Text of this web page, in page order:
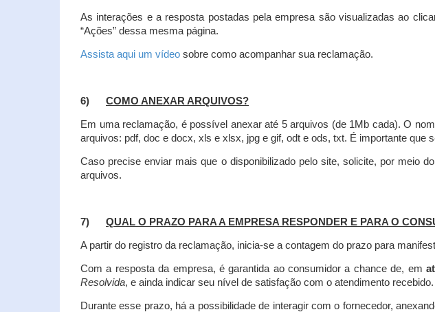
As interações e a resposta postadas pela empresa são visualizadas ao
“Ações” dessa mesma página.
Assista aqui um vídeo sobre como acompanhar sua reclamação.
6) COMO ANEXAR ARQUIVOS?
Em uma reclamação, é possível anexar até 5 arquivos (de 1Mb cada). O
arquivos: pdf, doc e docx, xls e xlsx, jpg e gif, odt e ods, txt. É importante que
Caso precise enviar mais que o disponibilizado pelo site, solicite, por meio
arquivos.
7) QUAL O PRAZO PARA A EMPRESA RESPONDER E PARA O
A partir do registro da reclamação, inicia-se a contagem do prazo para
Com a resposta da empresa, é garantida ao consumidor a chance de, em
Resolvida, e ainda indicar seu nível de satisfação com o atendimento recebido.
Durante esse prazo, há a possibilidade de interagir com o fornecedor,